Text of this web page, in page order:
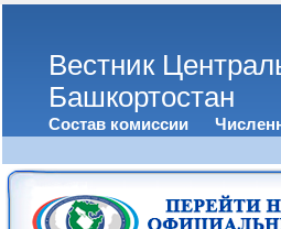
Вестник
Башкортостан
Состав комиссии